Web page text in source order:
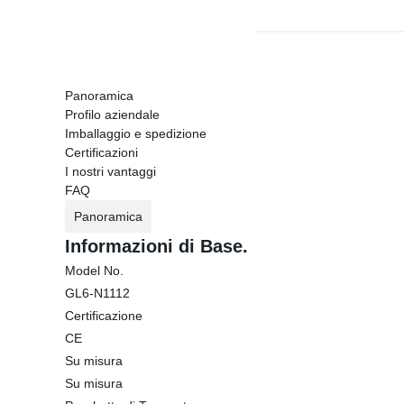
Panoramica
Profilo aziendale
Imballaggio e spedizione
Certificazioni
I nostri vantaggi
FAQ
Panoramica
Informazioni di Base.
Model No.
GL6-N1112
Certificazione
CE
Su misura
Su misura